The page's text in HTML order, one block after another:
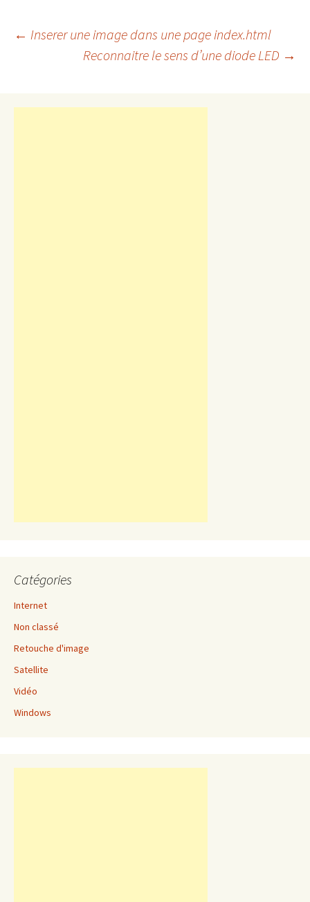
Navigation
← Inserer une image dans une page index.html
Reconnaitre le sens d’une diode LED →
Catégories
Internet
Non classé
Retouche d'image
Satellite
Vidéo
Windows